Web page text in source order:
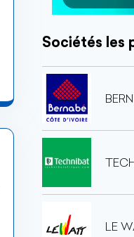
Sociétés les
LE